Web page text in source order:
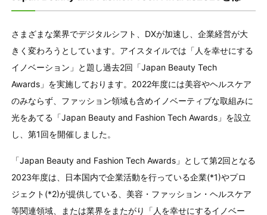
さまざまな業界でデジタルシフト、DXが加速し、企業経営が⼤
きく変わろうとしています。アイスタイルでは「人を幸せにする
イノベーション」と題し過去2回「Japan Beauty Tech
Awards」を実施しております。2022年度には美容やヘルスケア
のみならず、ファッション領域も含めイノベーティブな取組みに
光をあてる「Japan Beauty and Fashion Tech Awards」を設立
し、第1回を開催しました。
「Japan Beauty and Fashion Tech Awards」として第2回となる
2023年度は、日本国内で企業活動を行っている企業(*1)やプロ
ジェクト(*2)が提供している、美容・ファッション・ヘルスケア
等関連領域、または業界をまたがり「人を幸せにするイノベー